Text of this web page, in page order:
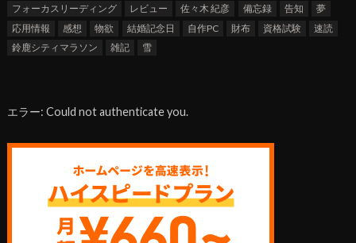
フォーカスリーディング
レビュー 佐々木 紀彦 備忘録 告知
夢
応用情報
感想 物欲 結婚記念日 自作PC 財布 資格試験
速読
鈴鹿シティマラソン
雑記 雪
エラー: Could not authenticate you.